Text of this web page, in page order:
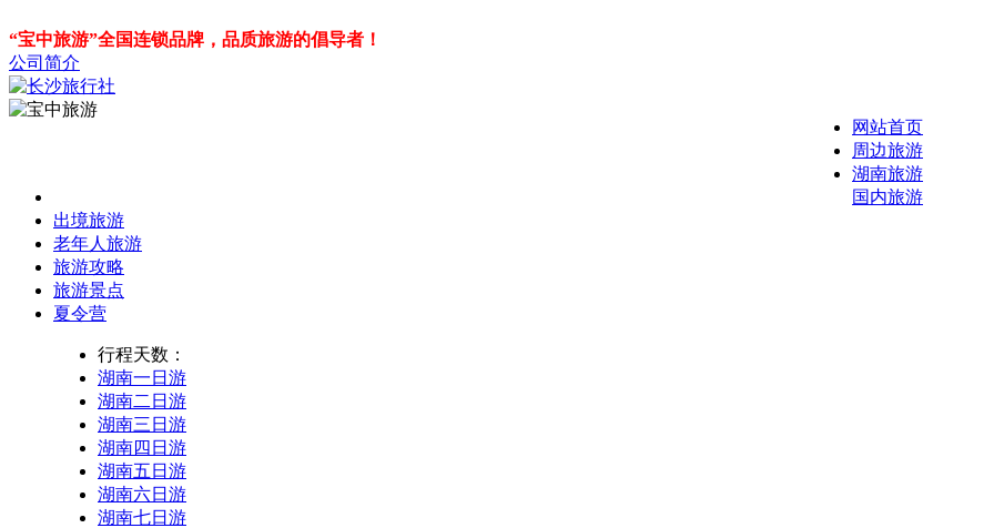
“宝中旅游”全国连锁品牌，品质旅游的倡导者！
公司简介
网站首页
周边旅游
湖南旅游
国内旅游
出境旅游
老年人旅游
旅游攻略
旅游景点
夏令营
行程天数：
湖南一日游
湖南二日游
湖南三日游
湖南四日游
湖南五日游
湖南六日游
湖南七日游